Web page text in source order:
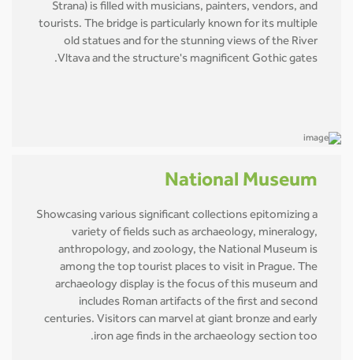
Strana) is filled with musicians, painters, vendors, and
tourists. The bridge is particularly known for its multiple
old statues and for the stunning views of the River
Vltava and the structure's magnificent Gothic gates.
National Museum
Showcasing various significant collections epitomizing a
variety of fields such as archaeology, mineralogy,
anthropology, and zoology, the National Museum is
among the top tourist places to visit in Prague. The
archaeology display is the focus of this museum and
includes Roman artifacts of the first and second
centuries. Visitors can marvel at giant bronze and early
iron age finds in the archaeology section too.